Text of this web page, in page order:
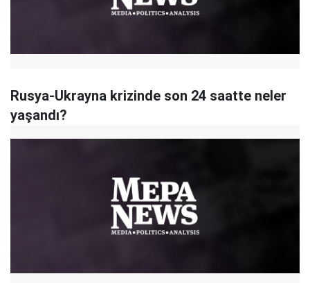
Rusya-Ukrayna krizinde son 24 saatte neler
yaşandı?